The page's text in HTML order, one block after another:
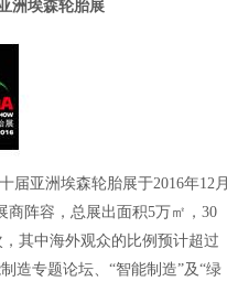
洲埃森轮胎展
亚洲埃森轮胎展于2016年12月
商阵容，总展出面积5万㎡，30
其中海外观众的比例预计超过
造专题论坛、“智能制造”及“绿